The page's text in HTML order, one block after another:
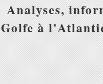
Analyses,
Golfe à